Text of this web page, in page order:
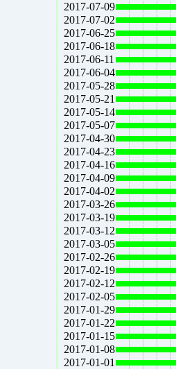
2017-07-09
2017-07-02
2017-06-25
2017-06-18
2017-06-11
2017-06-04
2017-05-28
2017-05-21
2017-05-14
2017-05-07
2017-04-30
2017-04-23
2017-04-16
2017-04-09
2017-04-02
2017-03-26
2017-03-19
2017-03-12
2017-03-05
2017-02-26
2017-02-19
2017-02-12
2017-02-05
2017-01-29
2017-01-22
2017-01-15
2017-01-08
2017-01-01